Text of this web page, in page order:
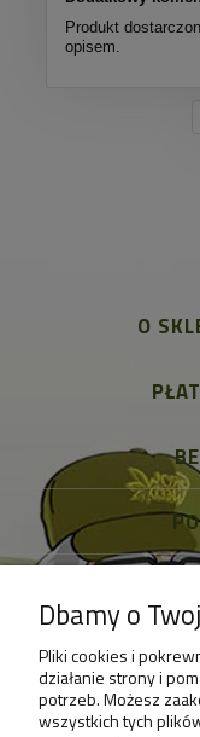
Produkt
opisem.
O
Dbamy o
Pliki cookies i
działanie strony i
potrzeb. Możesz
wszystkich tych